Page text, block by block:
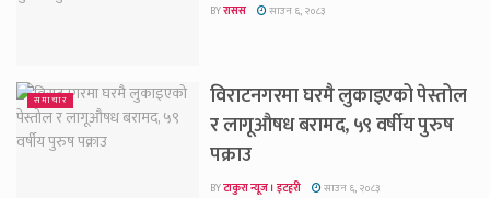
BYरासस साउन ६, २०८३
समाचार
विराटनगरमा घरमै लुकाइएको पेस्तोल
र लागूऔषध बरामद, ५९ वर्षीय पुरुष
पक्राउ
BYटाकुरा न्यूज । इटहरी साउन ६, २०८३